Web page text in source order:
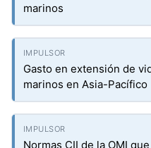
marinos
Gasto en extensión de
marinos en Asia-Pacífico
Normas CII de la OMI